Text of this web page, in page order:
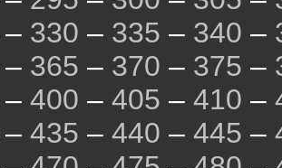
– 330 – 335 – 340 –
– 365 – 370 – 375 –
– 400 – 405 – 410 –
– 435 – 440 – 445 –